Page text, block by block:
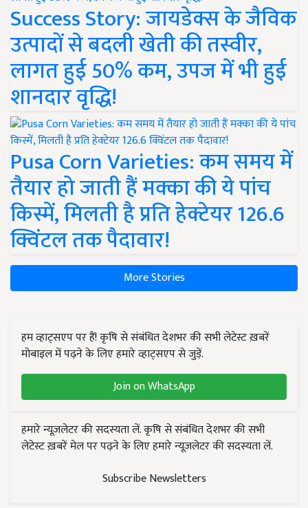
Success Story: जायडेक्स के जैविक
उत्पादों से बदली खेती की तस्वीर,
लागत हुई 50% कम, उपज में भी हुई
शानदार वृद्धि!
Pusa Corn Varieties: कम समय में
तैयार हो जाती हैं मक्का की ये पांच
किस्में, मिलती है प्रति हेक्टेयर 126.6
क्विंटल तक पैदावार!
More Stories
हम व्हाट्सएप पर हैं! कृषि से संबंधित देशभर की सभी लेटेस्ट ख़बरें
मोबाइल में पढ़ने के लिए हमारे व्हाट्सएप से जुड़ें.
Join on WhatsApp
हमारे न्यूज़लेटर की सदस्यता लें. कृषि से संबंधित देशभर की सभी
लेटेस्ट ख़बरें मेल पर पढ़ने के लिए हमारे न्यूज़लेटर की सदस्यता लें.
Subscribe Newsletters